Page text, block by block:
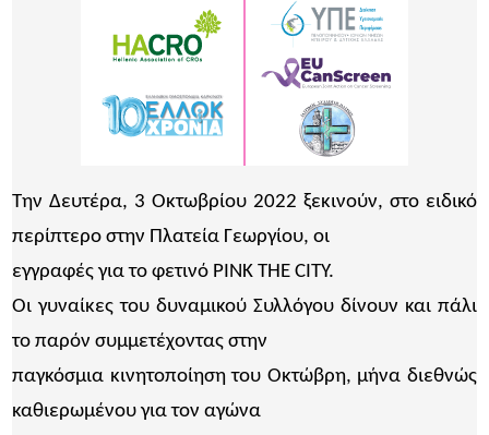
Την Δευτέρα, 3 Οκτωβρίου 2022 ξεκινούν, στο ειδικό
περίπτερο στην Πλατεία Γεωργίου, οι
εγγραφές για το φετινό PINK THE CITY.
Οι γυναίκες του δυναμικού Συλλόγου δίνουν και πάλι
το παρόν συμμετέχοντας στην
παγκόσμια κινητοποίηση του Οκτώβρη, μήνα διεθνώς
καθιερωμένου για τον αγώνα